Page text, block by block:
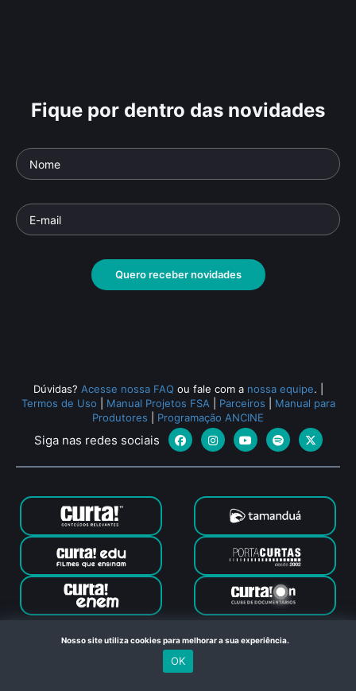
Fique por dentro das novidades
Quero receber novidades
Dúvidas? Acesse nossa FAQ ou fale com a nossa equipe.
Termos de Uso
Manual Projetos FSA Parceiros
Manual para
Produtores
Programação ANCINE
Siga nas redes sociais
Canal Curta © 2024. Todos os direitos reservados. Feito com
no Rio de Janeiro
Nosso site utiliza cookies para melhorar a sua experiência.
OK